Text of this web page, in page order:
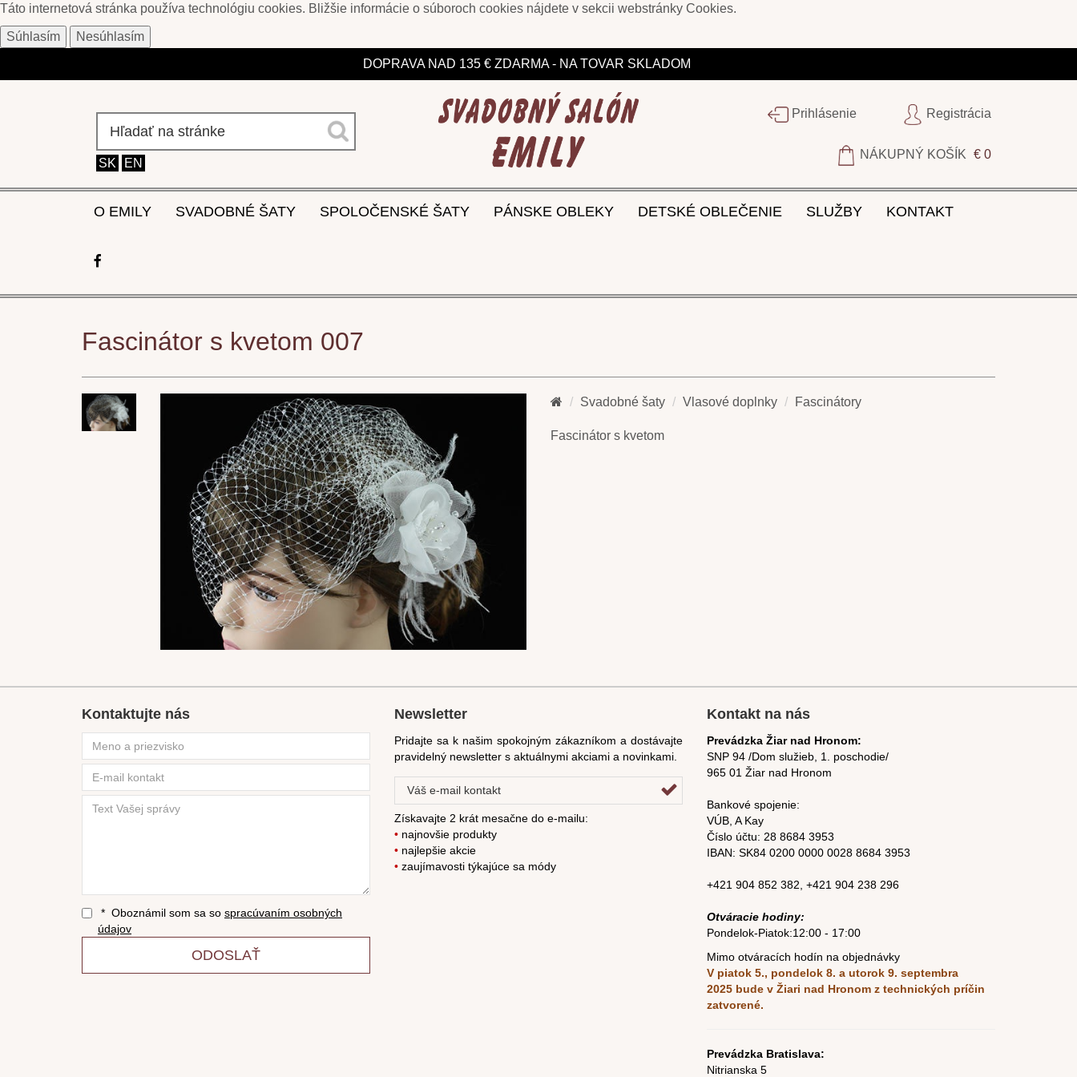
Táto internetová stránka používa technológiu cookies. Bližšie informácie o súboroch cookies nájdete v sekcii webstránky Cookies.
Súhlasím Nesúhlasím
DOPRAVA NAD 135 € ZDARMA - NA TOVAR SKLADOM
SK EN
Prihlásenie Registrácia
NÁKUPNÝ KOŠÍK € 0
O EMILY SVADOBNÉ ŠATY SPOLOČENSKÉ ŠATY PÁNSKE OBLEKY DETSKÉ OBLEČENIE SLUŽBY KONTAKT
Fascinátor s kvetom 007
Svadobné šaty Vlasové doplnky Fascinátory
Fascinátor s kvetom
Kontaktujte nás
* Oboznámil som sa so spracúvaním osobných
údajov
ODOSLAŤ
Newsletter
Pridajte sa k našim spokojným zákazníkom a dostávajte
pravidelný newsletter s aktuálnymi akciami a novinkami.
Získavajte 2 krát mesačne do e-mailu:
• najnovšie produkty
• najlepšie akcie
• zaujímavosti týkajúce sa módy
Kontakt na nás
Prevádzka Žiar nad Hronom:
SNP 94 /Dom služieb, 1. poschodie/
965 01 Žiar nad Hronom
Bankové spojenie:
VÚB, A Kay
Číslo účtu: 28 8684 3953
IBAN: SK84 0200 0000 0028 8684 3953
+421 904 852 382, +421 904 238 296
Otváracie hodiny:
Pondelok-Piatok:12:00 - 17:00
Mimo otváracích hodín na objednávky
V piatok 5., pondelok 8. a utorok 9. septembra
2025 bude v Žiari nad Hronom z technických príčin
zatvorené.
Prevádzka Bratislava:
Nitrianska 5